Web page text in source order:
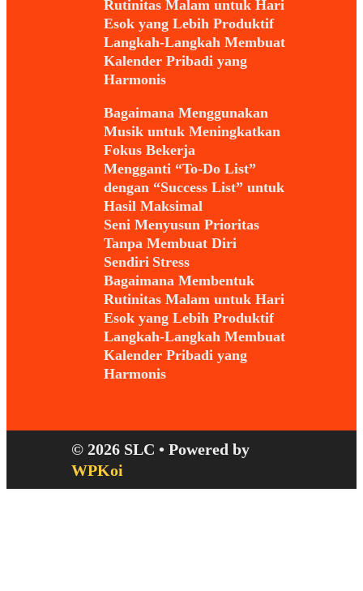
Rutinitas Malam untuk Hari
Esok yang Lebih Produktif
Langkah-Langkah Membuat
Kalender Pribadi yang
Harmonis
Bagaimana Menggunakan
Musik untuk Meningkatkan
Fokus Bekerja
Mengganti “To-Do List”
dengan “Success List” untuk
Hasil Maksimal
Seni Menyusun Prioritas
Tanpa Membuat Diri
Sendiri Stress
Bagaimana Membentuk
Rutinitas Malam untuk Hari
Esok yang Lebih Produktif
Langkah-Langkah Membuat
Kalender Pribadi yang
Harmonis
© 2026 SLC • Powered by
WPKoi